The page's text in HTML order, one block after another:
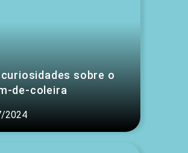
curiosidades sobre o
de-coleira
2024